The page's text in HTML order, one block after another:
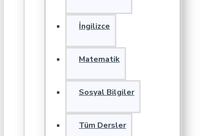
İngilizce
Matematik
Sosyal Bilgiler
Tüm Dersler